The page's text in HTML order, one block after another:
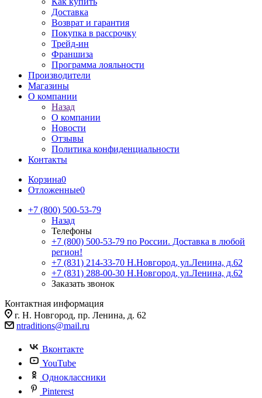
Доставка
Возврат и гарантия
Покупка в рассрочку
Трейд-ин
Франшиза
Программа лояльности
Производители
Магазины
О компании
Назад
О компании
Новости
Отзывы
Политика конфиденциальности
Контакты
Корзина0
Отложенные0
+7 (800) 500-53-79
Назад
Телефоны
+7 (800) 500-53-79 по России. Доставка в любой
регион!
+7 (831) 214-33-70 Н.Новгород, ул.Ленина, д.62
+7 (831) 288-00-30 Н.Новгород, ул.Ленина, д.62
Заказать звонок
Контактная информация
г. Н. Новгород, пр. Ленина, д. 62
ntraditions@mail.ru
Вконтакте
YouTube
Одноклассники
Pinterest